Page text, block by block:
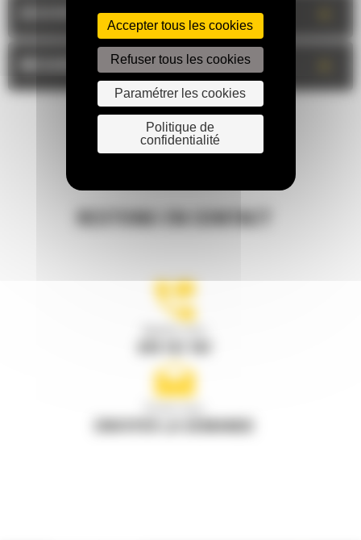
DESCRIPTION
RESTONS EN CONTACT
Accepter tous les cookies
Refuser tous les cookies
Paramétrer les cookies
Politique de
confidentialité